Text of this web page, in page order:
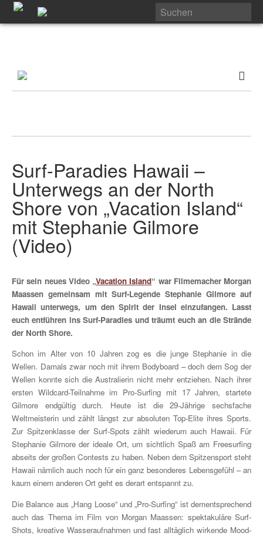
Surf-Paradies Hawaii –
Unterwegs an der North
Shore von „Vacation Island“
mit Stephanie Gilmore
(Video)
Für sein neues Video „Vacation Island“ war Filmemacher Morgan
Maassen gemeinsam mit Surf-Legende Stephanie Gilmore auf
Hawaii unterwegs, um den Spirit der Insel einzufangen. Lasst
euch entführen ins Surf-Paradies und träumt euch an die Strände
der North Shore.
Schon im Alter von 10 Jahren zog es die junge Stephanie in die
Wellen. Damals zwar noch mit ihrem Bodyboard – doch dem Sog der
Wellen konnte sich die Australierin nicht mehr entziehen. Nach ihrer
ersten Wildcard-Teilnahme im Pro-Surfing mit 17 Jahren, startete
Gilmore endgültig durch. Heute ist die 29-Jährige sechsfache
Weltmeisterin und zählt längst zur absoluten Top-Elite ihres Sports.
Zur Spitzenklasse der Surf-Spots zählt wiederum auch Hawaii. Für
Stephanie Gilmore der ideale Ort, um sichtlich Spaß am Freesurfing
abseits der großen Contests zu haben. Neben dem Spitzensport steht
Hawaii nämlich auch noch für ein ganz besonderes Lebensgefühl – an
kaum einem anderen Ort geht es derart entspannt zu.
Die Balance aus „Hang Loose“ und „Pro-Surfing“ ist dementsprechend
auch das Thema im Film von Morgan Maassen: spektakuläre Surf-
Shots, kreative Wasseraufnahmen und fast alltäglich wirkende Mood-